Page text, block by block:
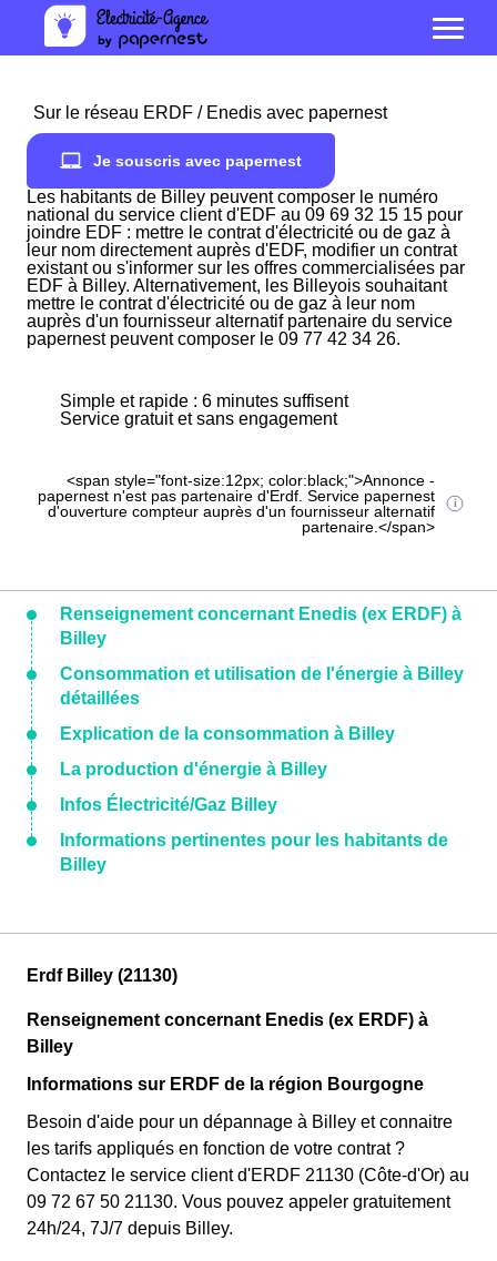
Sur le réseau ERDF / Enedis avec papernest
Je souscris avec papernest
Les habitants de Billey peuvent composer le numéro
national du service client d'EDF au 09 69 32 15 15 pour
joindre EDF : mettre le contrat d'électricité ou de gaz à
leur nom directement auprès d'EDF, modifier un contrat
existant ou s'informer sur les offres commercialisées par
EDF à Billey. Alternativement, les Billeyois souhaitant
mettre le contrat d'électricité ou de gaz à leur nom
auprès d'un fournisseur alternatif partenaire du service
papernest peuvent composer le 09 77 42 34 26.
Simple et rapide : 6 minutes suffisent
Service gratuit et sans engagement
<span style="font-size:12px; color:black;">Annonce -
papernest n'est pas partenaire d'Erdf. Service papernest
d'ouverture compteur auprès d'un fournisseur alternatif
partenaire.</span>
Renseignement concernant Enedis (ex ERDF) à
Billey
Consommation et utilisation de l'énergie à Billey
détaillées
Explication de la consommation à Billey
La production d'énergie à Billey
Infos Électricité/Gaz Billey
Informations pertinentes pour les habitants de
Billey
Erdf Billey (21130)
Renseignement concernant Enedis (ex ERDF) à
Billey
Informations sur ERDF de la région Bourgogne
Besoin d'aide pour un dépannage à Billey et connaitre
les tarifs appliqués en fonction de votre contrat ?
Contactez le service client d'ERDF 21130 (Côte-d'Or) au
09 72 67 50 21130. Vous pouvez appeler gratuitement
24h/24, 7J/7 depuis Billey.